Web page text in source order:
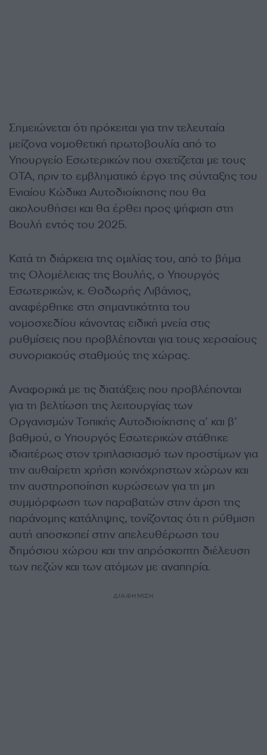
Σημειώνεται ότι πρόκειται για την τελευταία
μείζονα νομοθετική πρωτοβουλία από το
Υπουργείο Εσωτερικών που σχετίζεται με τους
ΟΤΑ, πριν το εμβληματικό έργο της σύνταξης του
Ενιαίου Κώδικα Αυτοδιοίκησης που θα
ακολουθήσει και θα έρθει προς ψήφιση στη
Βουλή εντός του 2025.
Κατά τη διάρκεια της ομιλίας του, από το βήμα
της Ολομέλειας της Βουλής, ο Υπουργός
Εσωτερικών, κ. Θοδωρής Λιβάνιος,
αναφέρθηκε στη σημαντικότητα του
νομοσχεδίου κάνοντας ειδική μνεία στις
ρυθμίσεις που προβλέπονται για τους χερσαίους
συνοριακούς σταθμούς της χώρας.
Αναφορικά με τις διατάξεις που προβλέπονται
για τη βελτίωση της λειτουργίας των
Οργανισμών Τοπικής Αυτοδιοίκησης α’ και β’
βαθμού, ο Υπουργός Εσωτερικών στάθηκε
ιδιαιτέρως στον τριπλασιασμό των προστίμων για
την αυθαίρετη χρήση κοινόχρηστων χώρων και
την αυστηροποίηση κυρώσεων για τη μη
συμμόρφωση των παραβατών στην άρση της
παράνομης κατάληψης, τονίζοντας ότι η ρύθμιση
αυτή αποσκοπεί στην απελευθέρωση του
δημόσιου χώρου και την απρόσκοπτη διέλευση
των πεζών και των ατόμων με αναπηρία.
ΔΙΑΦΗΜΙΣΗ